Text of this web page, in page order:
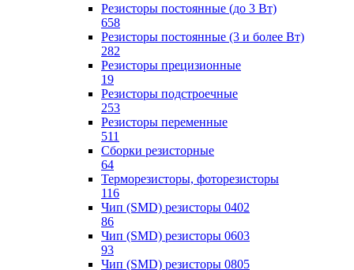
Резисторы постоянные (до 3 Вт)
658
Резисторы постоянные (3 и более Вт)
282
Резисторы прецизионные
19
Резисторы подстроечные
253
Резисторы переменные
511
Сборки резисторные
64
Терморезисторы, фоторезисторы
116
Чип (SMD) резисторы 0402
86
Чип (SMD) резисторы 0603
93
Чип (SMD) резисторы 0805